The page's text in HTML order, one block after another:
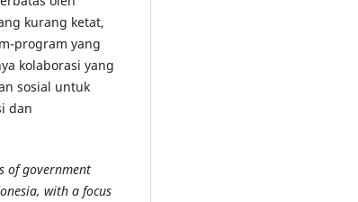
kurang ketat,
program yang
kolaborasi yang
sosial untuk
dan
of government
with a focus